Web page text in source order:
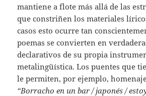
mantiene a flote más allá de las
que constriñen los materiales
casos esto ocurre tan
poemas se convierten en
declarativos de su propia
metalingüística. Los puentes que
le permiten, por ejemplo,
“Borracho en un bar / japonés /